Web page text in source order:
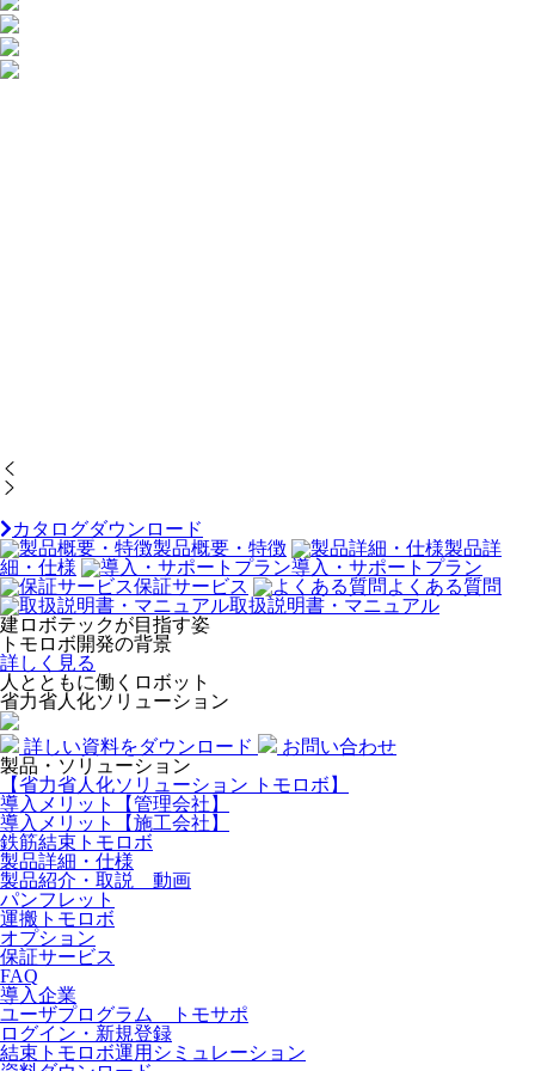
カタログダウンロード
製品概要・特徴
製品詳
細・仕様
導入・サポートプラン
保証サービス
よくある質問
取扱説明書・マニュアル
建ロボテックが目指す姿
トモロボ開発の背景
詳しく見る
人とともに働くロボット
省力省人化ソリューション
詳しい資料をダウンロード
お問い合わせ
製品・ソリューション
【省力省人化ソリューション トモロボ】
導入メリット【管理会社】
導入メリット【施工会社】
鉄筋結束トモロボ
製品詳細・仕様
製品紹介・取説 動画
パンフレット
運搬トモロボ
オプション
保証サービス
FAQ
導入企業
ユーザプログラム トモサポ
ログイン・新規登録
結束トモロボ運用シミュレーション